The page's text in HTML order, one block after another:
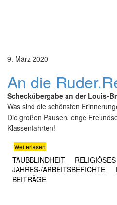
9. März 2020
An die Ruder.
Scheckübergabe an der Louis-
Was sind die schönsten
Die großen Pausen, enge
Klassenfahrten!
Weiterlesen
TAUBBLINDHEIT RELIGIÖSES
JAHRES-/​ARBEITSBERICHTE
BEITRÄGE